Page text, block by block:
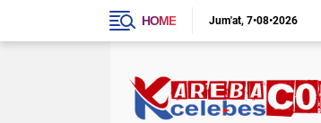
HOME Jum'at 7•08•2026